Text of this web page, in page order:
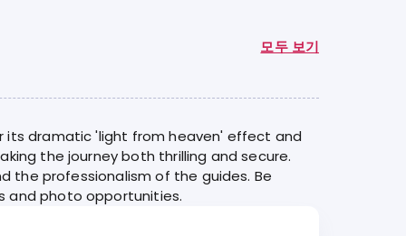
모두 보기
its dramatic 'light from heaven' effect and
the journey both thrilling and secure.
the professionalism of the guides. Be
and photo opportunities.